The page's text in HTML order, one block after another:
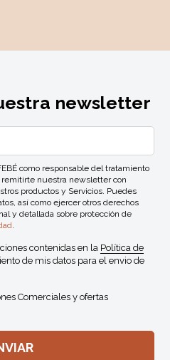
newsletter
como responsable del tratamiento
remitirte nuestra newsletter con
productos y Servicios. Puedes
así como ejercer otros derechos
y detallada sobre protección de
contenidas en la Política de
de mis datos para el envio de
Comerciales y ofertas